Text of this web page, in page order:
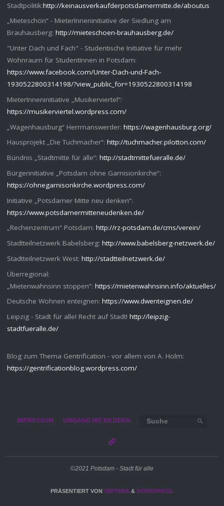
Stadtpolitik:http://keinausverkaufderpotsdamermitte.de/aboutus
„Mieteschön“ - MieterInneninitiative der Siedlung am
Brauhausberg: http://mieteschoen-brauhausberg.de/
"Unter Dach und Fach" - Studentische Initiative für mehr
Wohnraum für StudentInnen in Potsdam:
https://www.facebook.com/Unter-Dach-und-Fach-
1930522800314198/?view_public_for=1930522800314198
MieterInneninitiative „Musikerviertel“:
https://musikerviertel.wordpress.com/
„Wagenhausburg“ Herrmanswerder: https://wagenhausburg.org/
Hausprojekt „Die Tuchmacher“: http://tuchmacher.pilotton.com/
Bündnis „Stadtmitte für alle“: http://stadtmittefueralle.de/
Bürgerinitiative „Potsdam ohne Garnisionkirche“:
https://ohnegarnisonkirche.wordpress.com/
Initiative „Potsdamer Mitte neu denken“:
https://www.potsdamermitteneudenken.de/
„Rechenzentrum“ Potsdam: http://rz-potsdam.de/cms/verein/
Stadtteilnetzwerk Babelsberg: http://www.babelsberg-netzwerk.de/
Stadtteilnetzwerk West: http://stadtteilnetzwerk.de/
Überregional:
„Mietenwahnsinn stoppen“: https://mietenwahnsinn.info/aktuelles/
Deutsche Wohnen enteignen: https://www.dwenteignen.de/
Leipzig - Stadt für alle! Recht auf Stadt! http://leipzig-
stadtfueralle.de/
Blog zum Thema Gentrification - vor allem von A. Holm:
https://gentrificationblog.wordpress.com/
IMPRESSUM UMGANG MIT BILDERN SUCHE
©2021 Potsdam - Stadt für alle
PRÄSENTIERT VON SEPTERA & WORDPRESS.